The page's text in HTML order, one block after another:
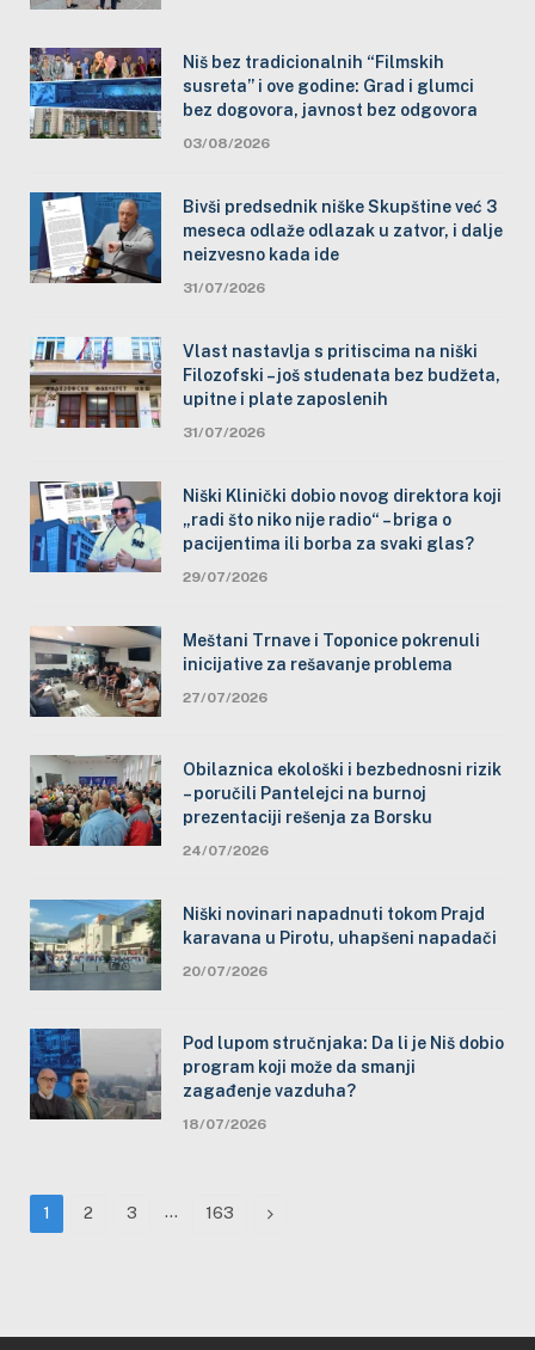
Niš bez tradicionalnih “Filmskih
susreta” i ove godine: Grad i glumci
bez dogovora, javnost bez odgovora
03/08/2026
Bivši predsednik niške Skupštine već 3
meseca odlaže odlazak u zatvor, i dalje
neizvesno kada ide
31/07/2026
Vlast nastavlja s pritiscima na niški
Filozofski – još studenata bez budžeta,
upitne i plate zaposlenih
31/07/2026
Niški Klinički dobio novog direktora koji
„radi što niko nije radio“ – briga o
pacijentima ili borba za svaki glas?
29/07/2026
Meštani Trnave i Toponice pokrenuli
inicijative za rešavanje problema
27/07/2026
Obilaznica ekološki i bezbednosni rizik
– poručili Pantelejci na burnoj
prezentaciji rešenja za Borsku
24/07/2026
Niški novinari napadnuti tokom Prajd
karavana u Pirotu, uhapšeni napadači
20/07/2026
Pod lupom stručnjaka: Da li je Niš dobio
program koji može da smanji
zagađenje vazduha?
18/07/2026
1 2 3 … 163 Next